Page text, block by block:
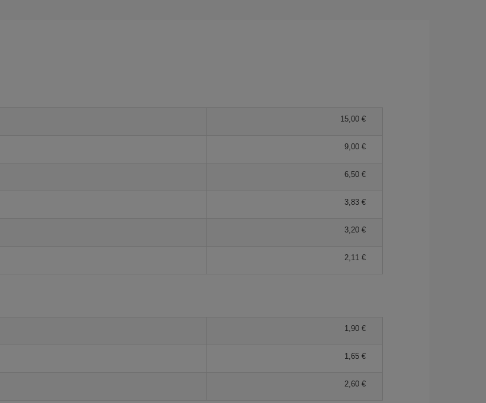
15,00
9,00
6,50
3,83
3,20
2,11
1,90
1,65
2,60